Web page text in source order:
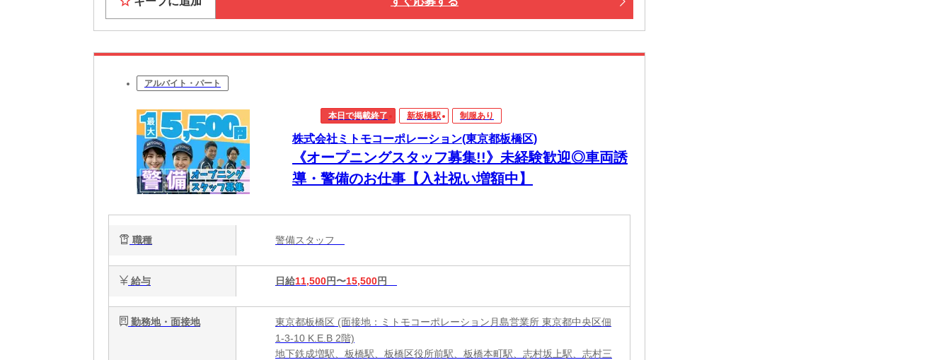
アルバイト・パート
本日で掲載終了 新板橋駅 制服あり
株式会社ミトモコーポレーション(東京都板橋区)
《オープニングスタッフ募集!!》未経験歓迎◎車両誘
導・警備のお仕事【入社祝い増額中】
職種 警備スタッフ
給与 日給11,500円〜15,500円
勤務地・面接地
東京都板橋区 (面接地：ミトモコーポレーション月島営業所 東京都中央区佃
1-3-10 K.E.B 2階)
地下鉄成増駅、板橋駅、板橋区役所前駅、板橋本町駅、志村坂上駅、志村三